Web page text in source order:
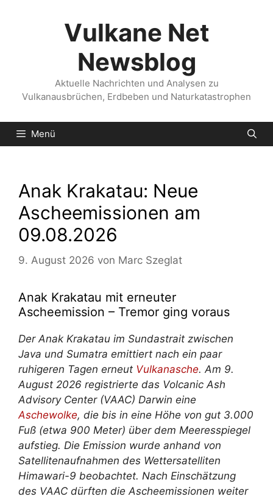
Vulkane Net
Newsblog
Aktuelle Nachrichten und Analysen zu
Vulkanausbrüchen, Erdbeben und Naturkatastrophen
Menü
Anak Krakatau: Neue
Ascheemissionen am
09.08.2026
9. August 2026 von Marc Szeglat
Anak Krakatau mit erneuter
Ascheemission – Tremor ging voraus
Der Anak Krakatau im Sundastrait zwischen
Java und Sumatra emittiert nach ein paar
ruhigeren Tagen erneut Vulkanasche. Am 9.
August 2026 registrierte das Volcanic Ash
Advisory Center (VAAC) Darwin eine
Aschewolke, die bis in eine Höhe von gut 3.000
Fuß (etwa 900 Meter) über dem Meeresspiegel
aufstieg. Die Emission wurde anhand von
Satellitenaufnahmen des Wettersatelliten
Himawari-9 beobachtet. Nach Einschätzung
des VAAC dürften die Ascheemissionen weiter